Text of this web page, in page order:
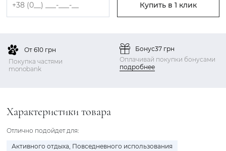
Купить в 1 клик
От 610 грн
Покупка частями
monobank
Бонус37 грн
Оплачивай покупки бонусами
подробнее
Характеристики товара
Отлично подойдет для:
Активного отдыха, Повседневного использования